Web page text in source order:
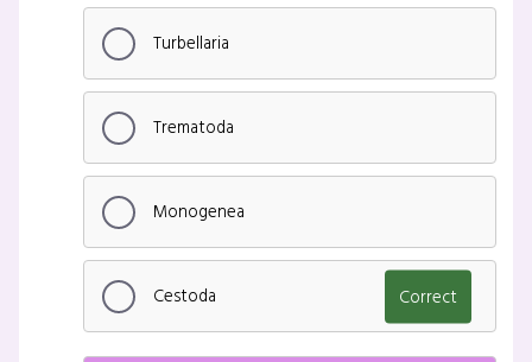
Turbellaria
Trematoda
Monogenea
Cestoda Correct